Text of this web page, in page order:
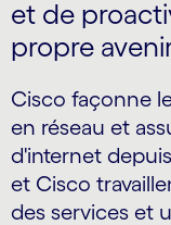
et de
propre
Cisco façonne
en réseau et
d'internet
et Cisco
des services et